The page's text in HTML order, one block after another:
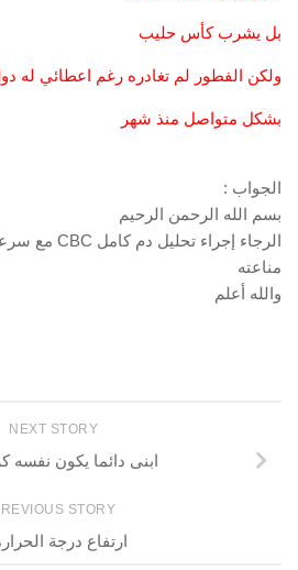
بل يشرب كأس حليب
ولكن الفطور لم تغادره رغم اعطائي له
بشكل متواصل منذ شهر
الجواب :
بسم الله الرحمن الرحيم
مناعته
والله أعلم
NEXT STORY
ابنى دائما يكون نفسه
STORY
ارتفاع درجة